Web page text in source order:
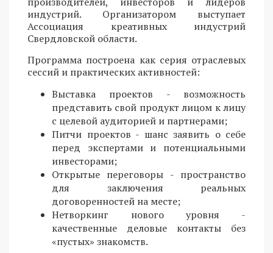
индустрий. Организатором выступает
Ассоциация креативных индустрий
Свердловской области.
Программа построена как серия отраслевых
сессий и практических активностей:
Выставка проектов - возможность
представить свой продукт лицом к лицу
с целевой аудиторией и партнерами;
Питчи проектов - шанс заявить о себе
перед экспертами и потенциальными
инвесторами;
Открытые переговоры - пространство
для заключения реальных
договоренностей на месте;
Нетворкинг нового уровня -
качественные деловые контакты без
«пустых» знакомств.